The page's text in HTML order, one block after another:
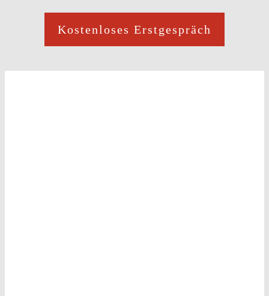
Kostenloses Erstgespräch